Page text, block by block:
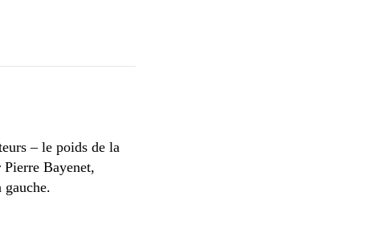
– le poids de la
Bayenet,
gauche.